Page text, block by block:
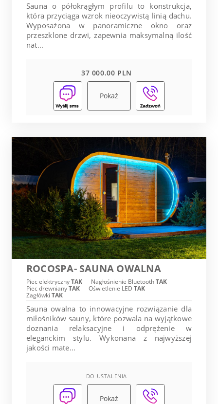
Sauna o półokrągłym profilu to konstrukcja,
która przyciąga wzrok nieoczywistą linią dachu.
Wyposażona w panoramiczne okno oraz
przeszklone drzwi, zapewnia maksymalną ilość
nat...
37 000.00 PLN
Pokaż
ROCOSPA- SAUNA OWALNA
Piec elektrycznyTAK Nagłośnienie BluetoothTAK
Piec drewnianyTAK Oświetlenie LED TAK
Zagłówki TAK
Sauna owalna to innowacyjne rozwiązanie dla
miłośników sauny, które pozwala na wyjątkowe
doznania relaksacyjne i odprężenie w
eleganckim stylu. Wykonana z najwyższej
jakości mate...
DO USTALENIA
Pokaż